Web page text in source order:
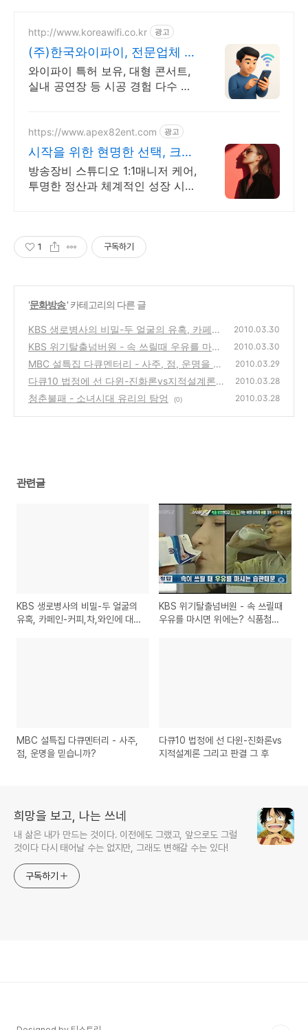
http://www.koreawifi.co.kr 광고
(주)한국와이파이, 전문업체 설
계및구축
와이파이 특허 보유, 대형 콘서트,
실내 공연장 등 시공 경험 다수 벤
가진 전문성있는 기업
https://www.apex82ent.com 광고
시작을 위한 현명한 선택, 크리
에이터, BJ 상시 모집
방송장비 스튜디오 1:1매니저 케어,
투명한 정산과 체계적인 성장 시스
1 구독하기
'문화방송' 카테고리의 다른 글
KBS 생로병사의 비밀-두 얼굴의 유혹, 카페
인-커피,차,와인에 대한 이야기
(2)
2010.03.30
KBS 위기탈출넘버원 - 속 쓰릴때 우유를 마시
면 위에는? 식품첨가물 나트륨
(0)
2010.03.30
MBC 설특집 다큐멘터리 - 사주, 점, 운명을 믿
습니까?
(0)
2010.03.29
다큐10 법정에 선 다윈-진화론vs지적설계론
그리고 판결 그 후
(0)
2010.03.28
청춘불패 - 소녀시대 유리의 탐엉 (0) 2010.03.28
관련글
KBS 생로병사의 비밀-두 얼굴의
유혹, 카페인-커피,차,와인에 대한
KBS 위기탈출넘버원 - 속 쓰릴때
우유를 마시면 위에는? 식품첨가
MBC 설특집 다큐멘터리 - 사주,
점, 운명을 믿습니까?
다큐10 법정에 선 다윈-진화론vs
지적설계론 그리고 판결 그 후
희망을 보고, 나는 쓰네
내 삶은 내가 만드는 것이다. 이전에도 그랬고, 앞으로도 그럴
것이다 다시 태어날 수는 없지만, 그래도 변해갈 수는 있다!
구독하기